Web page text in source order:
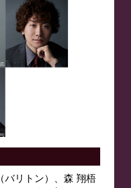
バリトン）、森 翔梧